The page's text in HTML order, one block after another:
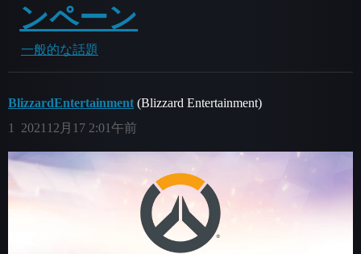
ンペーン
一般的な話題
BlizzardEntertainment (Blizzard Entertainment)
202112月17 2:01午前
1